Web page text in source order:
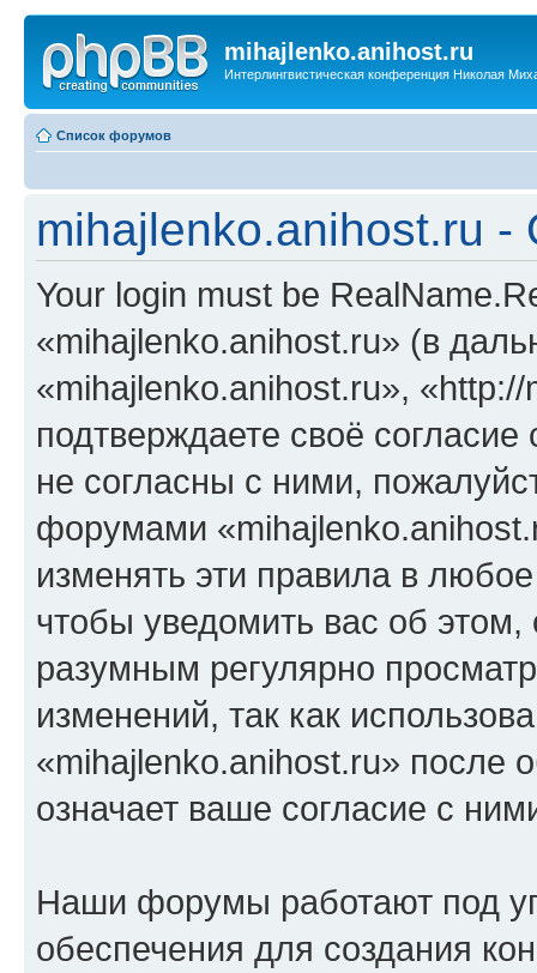
mihajlenko.anihost.ru
Интерлингвистическая конференция Николая
Список форумов
mihajlenko.anihost.ru
Your login must be
«mihajlenko.anihost.ru» (в
«mihajlenko.anihost.ru»,
подтверждаете своё
не согласны с ними,
форумами
изменять эти правила в
чтобы уведомить вас об
разумным регулярно
изменений, так как
«mihajlenko.anihost.ru» после
означает ваше согласие с
Наши форумы работают под
обеспечения для создания